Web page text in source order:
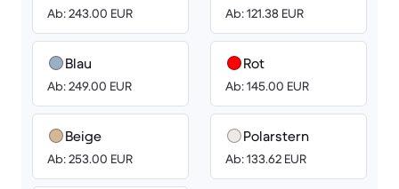
Ab: 243.00 EUR
Blau
Ab: 249.00 EUR
Beige
Ab: 253.00 EUR
Ab: 121.38 EUR
Rot
Ab: 145.00 EUR
Polarstern
Ab: 133.62 EUR